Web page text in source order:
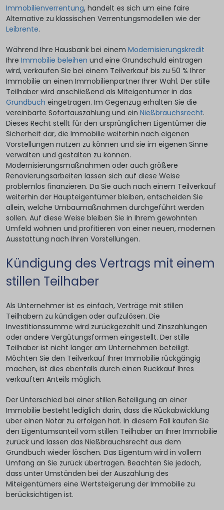
Immobilienverrentung, handelt es sich um eine faire
Alternative zu klassischen Verrentungsmodellen wie der
Leibrente.
Während Ihre Hausbank bei einem Modernisierungskredit
Ihre Immobilie beleihen und eine Grundschuld eintragen
wird, verkaufen Sie bei einem Teilverkauf bis zu 50 % Ihrer
Immobilie an einen Immobilienpartner Ihrer Wahl. Der stille
Teilhaber wird anschließend als Miteigentümer in das
Grundbuch eingetragen. Im Gegenzug erhalten Sie die
vereinbarte Sofortauszahlung und ein Nießbrauchsrecht.
Dieses Recht stellt für den ursprünglichen Eigentümer die
Sicherheit dar, die Immobilie weiterhin nach eigenen
Vorstellungen nutzen zu können und sie im eigenen Sinne
verwalten und gestalten zu können.
Modernisierungsmaßnahmen oder auch größere
Renovierungsarbeiten lassen sich auf diese Weise
problemlos finanzieren. Da Sie auch nach einem Teilverkauf
weiterhin der Haupteigentümer bleiben, entscheiden Sie
allein, welche Umbaumaßnahmen durchgeführt werden
sollen. Auf diese Weise bleiben Sie in Ihrem gewohnten
Umfeld wohnen und profitieren von einer neuen, modernen
Ausstattung nach Ihren Vorstellungen.
Kündigung des Vertrags mit einem
stillen Teilhaber
Als Unternehmer ist es einfach, Verträge mit stillen
Teilhabern zu kündigen oder aufzulösen. Die
Investitionssumme wird zurückgezahlt und Zinszahlungen
oder andere Vergütungsformen eingestellt. Der stille
Teilhaber ist nicht länger am Unternehmen beteiligt.
Möchten Sie den Teilverkauf Ihrer Immobilie rückgängig
machen, ist dies ebenfalls durch einen Rückkauf Ihres
verkauften Anteils möglich.
Der Unterschied bei einer stillen Beteiligung an einer
Immobilie besteht lediglich darin, dass die Rückabwicklung
über einen Notar zu erfolgen hat. In diesem Fall kaufen Sie
den Eigentumsanteil vom stillen Teilhaber an Ihrer Immobilie
zurück und lassen das Nießbrauchsrecht aus dem
Grundbuch wieder löschen. Das Eigentum wird in vollem
Umfang an Sie zurück übertragen. Beachten Sie jedoch,
dass unter Umständen bei der Auszahlung des
Miteigentümers eine Wertsteigerung der Immobilie zu
berücksichtigen ist.